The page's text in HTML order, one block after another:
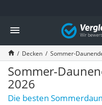
Die beliebtesten Vergleiche
Wohnen
Matratzen-Topper
Matratzen
Konferenzlautsprecher
Tageslichtlampe
Badlüfter
Ergonomischer Bürostuhl
Vergleich
Decken Sommer-
Sommer-
2026
Die besten